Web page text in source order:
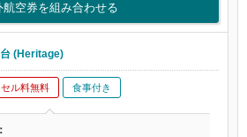
航空券を組み合わせる
(Heritage)
ル料無料 食事付き